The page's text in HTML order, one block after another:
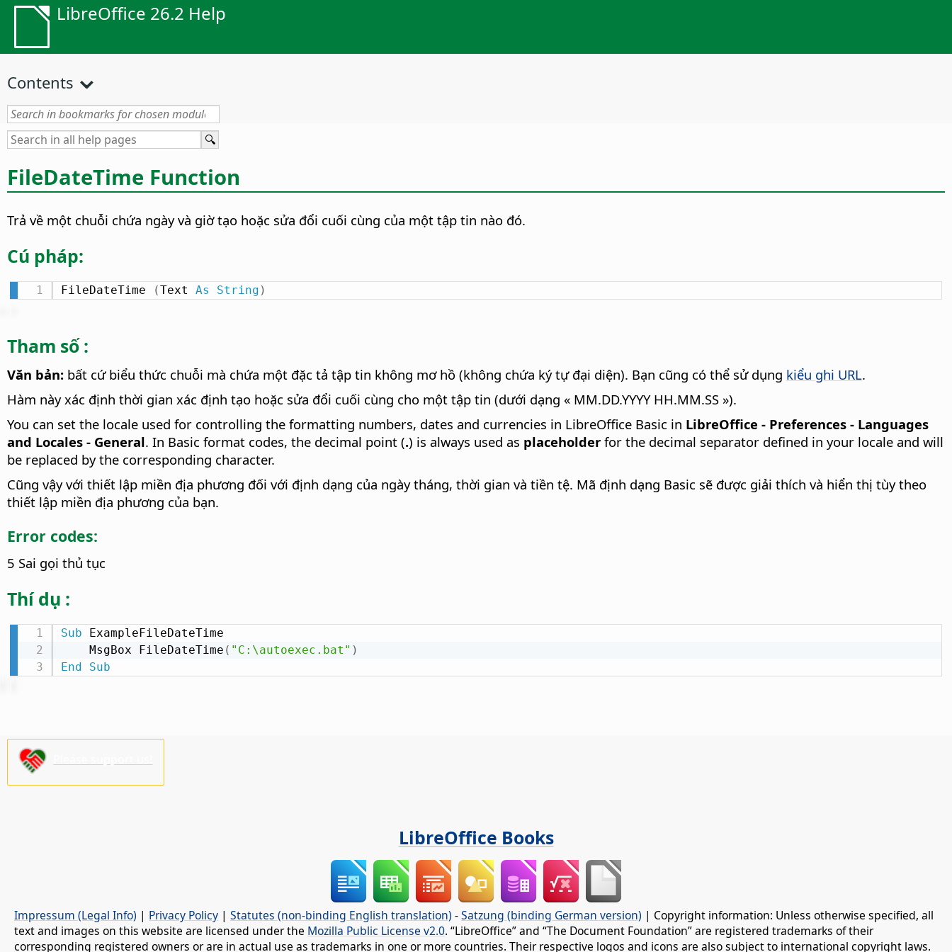
LibreOffice 26.2 Help
Contents
FileDateTime Function
Trả về một chuỗi chứa ngày và giờ tạo hoặc sửa đổi cuối cùng của một tập tin nào đó.
Cú pháp:
FileDateTime (Text As String )
Tham số :
Văn bản: bất cứ biểu thức chuỗi mà chứa một đặc tả tập tin không mơ hồ (không chứa ký tự đại diện). Bạn cũng có thể sử dụng kiểu ghi URL.
Hàm này xác định thời gian xác định tạo hoặc sửa đổi cuối cùng cho một tập tin (dưới dạng « MM.DD.YYYY HH.MM.SS »).
You can set the locale used for controlling the formatting numbers, dates and currencies in LibreOffice Basic in LibreOffice - Preferences - Languages
and Locales - General. In Basic format codes, the decimal point (.) is always used as placeholder for the decimal separator defined in your locale and will
be replaced by the corresponding character.
Cũng vậy với thiết lập miền địa phương đối với định dạng của ngày tháng, thời gian và tiền tệ. Mã định dạng Basic sẽ được giải thích và hiển thị tùy theo
thiết lập miền địa phương của bạn.
Error codes:
5 Sai gọi thủ tục
Thí dụ :
Sub ExampleFileDateTime
    MsgBox FileDateTime
( "C:\autoexec.bat" )
End
Sub
LibreOffice Books
Impressum (Legal Info) | Privacy Policy | Statutes (non-binding English translation) -Satzung (binding German version) | Copyright information: Unless otherwise specified, all
text and images on this website are licensed under the Mozilla Public License v2.0. “LibreOffice” and “The Document Foundation” are registered trademarks of their
corresponding registered owners or are in actual use as trademarks in one or more countries. Their respective logos and icons are also subject to international copyright laws.